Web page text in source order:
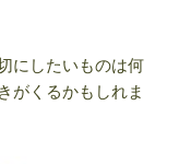
にしたいものは何
がくるかもしれま